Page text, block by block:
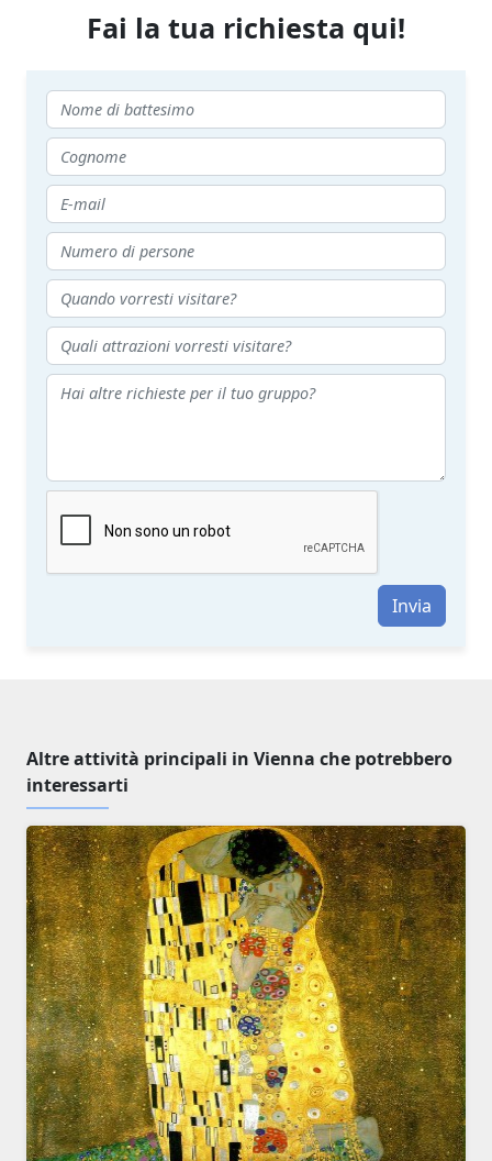
Fai la tua richiesta qui!
Invia
Altre attività principali in Vienna che potrebbero
interessarti